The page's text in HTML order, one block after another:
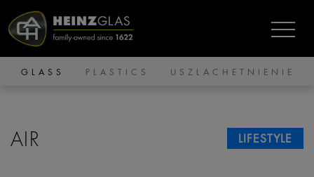
GLASS PLASTICS USZLACHETNIENIE
LIFESTYLE
AIR